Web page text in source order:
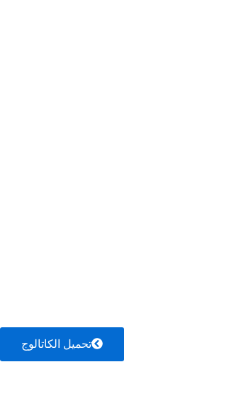
تحميل الكاتالوج